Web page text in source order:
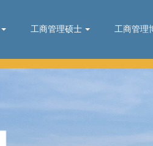
工商管理硕士 工商管理